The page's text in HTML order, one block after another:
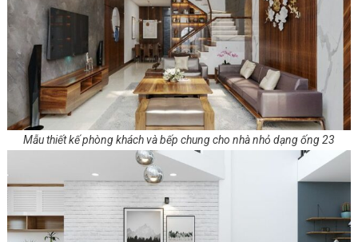
Mẫu thiết kế phòng khách và bếp chung cho nhà nhỏ dạng ống 23